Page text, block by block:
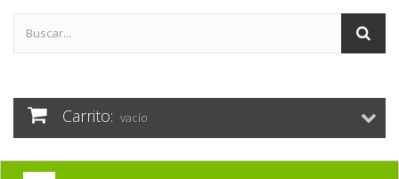
Carrito: vacío